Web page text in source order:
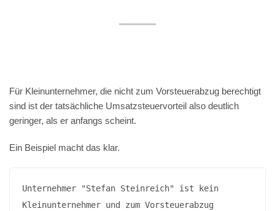
Für Kleinunternehmer, die nicht zum Vorsteuerabzug berechtigt
sind ist der tatsächliche Umsatzsteuervorteil also deutlich
geringer, als er anfangs scheint.
Ein Beispiel macht das klar.
Unternehmer "Stefan Steinreich" ist kein
Kleinunternehmer und zum Vorsteuerabzug